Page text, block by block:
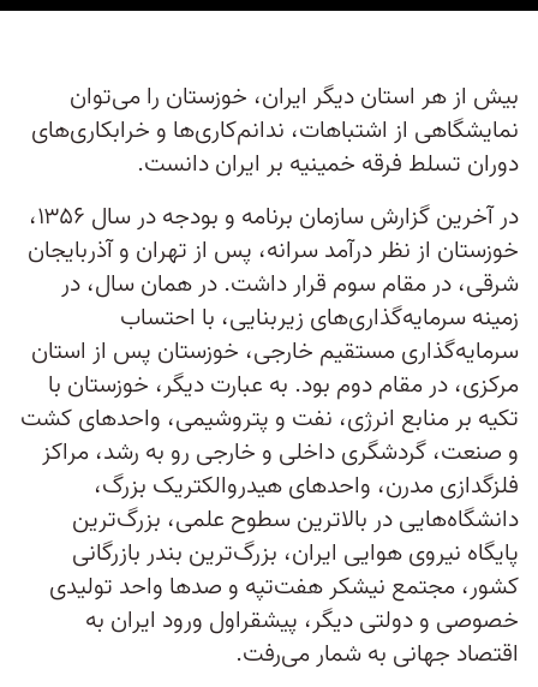
بیش از هر استان دیگر ایران، خوزستان را می‌توان
نمایشگاهی از اشتباهات، ندانم‌کاری‌ها و خرابکاری‌های
دوران تسلط فرقه خمینیه بر ایران دانست.
در آخرین گزارش سازمان برنامه و بودجه در سال ۱۳۵۶،
خوزستان از نظر درآمد سرانه، پس از تهران و آذربایجان
شرقی، در مقام سوم قرار داشت. در همان سال، در
زمینه سرمایه‌گذاری‌های زیربنایی، با احتساب
سرمایه‌گذاری مستقیم خارجی، خوزستان پس از استان
مرکزی، در مقام دوم بود. به عبارت دیگر، خوزستان با
تکیه بر منابع انرژی، نفت و پتروشیمی، واحدهای کشت
و صنعت، گردشگری داخلی و خارجی رو به رشد، مراکز
فلزگدازی مدرن، واحدهای هیدروالکتریک بزرگ،
دانشگاه‌‌هایی در بالاترین سطوح علمی، بزرگ‌ترین
پایگاه نیروی هوایی ایران، بزرگ‌ترین بندر بازرگانی
کشور، مجتمع نیشکر هفت‌تپه و صدها واحد تولیدی
خصوصی و دولتی دیگر، پیشقراول ورود ایران به
اقتصاد جهانی به شمار می‌رفت.‌